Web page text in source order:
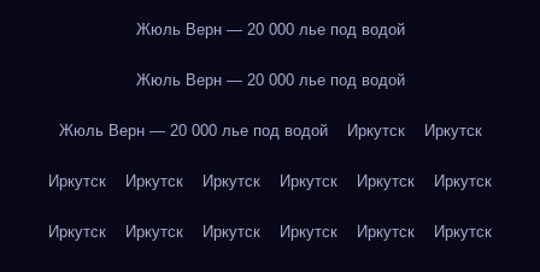
Жюль Верн — 20 000 лье под водой
Жюль Верн — 20 000 лье под водой
Жюль Верн — 20 000 лье под водой Иркутск Иркутск
Иркутск Иркутск Иркутск Иркутск Иркутск Иркутск
Иркутск Иркутск Иркутск Иркутск Иркутск Иркутск